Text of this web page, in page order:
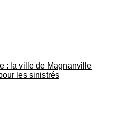
: la ville de Magnanville
les sinistrés